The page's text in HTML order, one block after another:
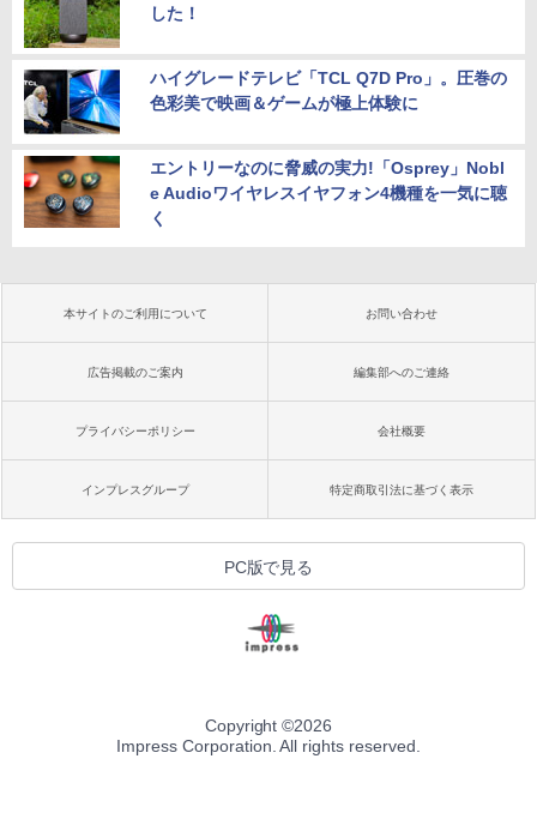
した！
ハイグレードテレビ「TCL Q7D Pro」。圧巻の
色彩美で映画＆ゲームが極上体験に
エントリーなのに脅威の実力!「Osprey」Nobl
e Audioワイヤレスイヤフォン4機種を一気に聴
く
本サイトのご利用について お問い合わせ
広告掲載のご案内 編集部へのご連絡
プライバシーポリシー 会社概要
インプレスグループ 特定商取引法に基づく表示
PC版で見る
Copyright ©2026
Impress Corporation. All rights reserved.